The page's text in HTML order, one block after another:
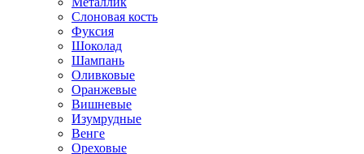
Слоновая кость
Фуксия
Шоколад
Шампань
Оливковые
Оранжевые
Вишневые
Изумрудные
Венге
Ореховые